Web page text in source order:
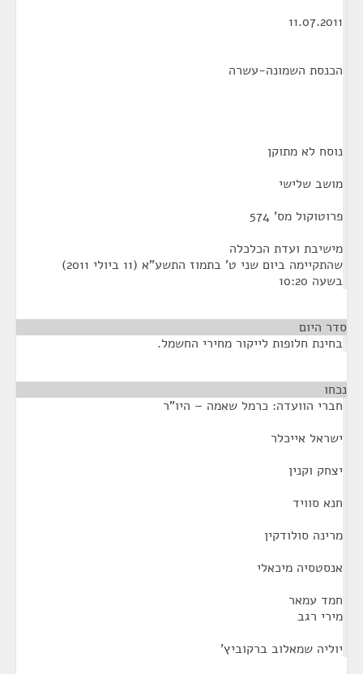
11.07.2011
הכנסת השמונה-עשרה
נוסח לא מתוקן
מושב שלישי
פרוטוקול מס' 574
מישיבת ועדת הכלכלה
שהתקיימה ביום שני ט' בתמוז התשע"א (11 ביולי 2011)
בשעה 10:20
סדר היום
בחינת חלופות לייקור מחירי החשמל.
נכחו
חברי הוועדה: כרמל שאמה – היו"ר
ישראל אייכלר
יצחק וקנין
חנא סוויד
מרינה סולודקין
אנסטסיה מיכאלי
חמד עמאר
מירי רגב
יוליה שמאלוב ברקוביץ'